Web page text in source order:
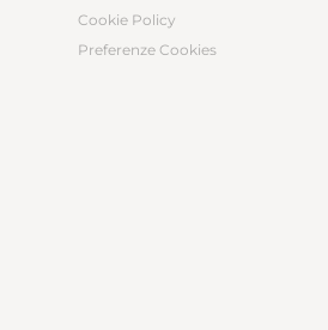
Cookie Policy
Preferenze Cookies